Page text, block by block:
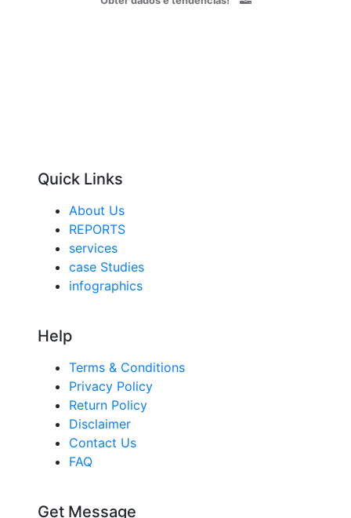
Quick Links
About Us
REPORTS
services
case Studies
infographics
Help
Terms & Conditions
Privacy Policy
Return Policy
Disclaimer
Contact Us
FAQ
Get Message